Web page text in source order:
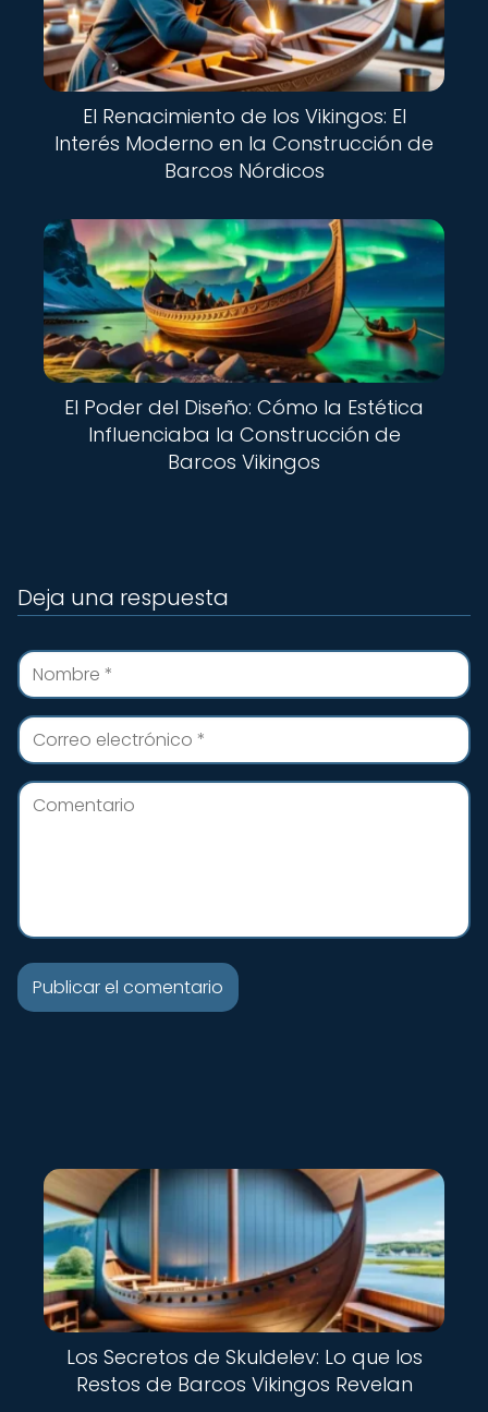
El Renacimiento de los Vikingos: El
Interés Moderno en la Construcción de
Barcos Nórdicos
El Poder del Diseño: Cómo la Estética
Influenciaba la Construcción de
Barcos Vikingos
Deja una respuesta
Nuevo
Los Secretos de Skuldelev: Lo que los
Restos de Barcos Vikingos Revelan